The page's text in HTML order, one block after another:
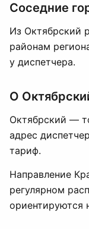
Соседние
Из Октябрский
районам
у диспетчера.
О
Октябрский —
адрес
тариф.
Направление
регулярном
ориентируются